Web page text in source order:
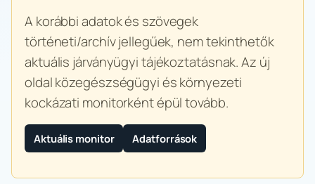
A korábbi adatok és szövegek
történeti/archív jellegűek, nem tekinthetők
aktuális járványügyi tájékoztatásnak. Az új
oldal közegészségügyi és környezeti
kockázati monitorként épül tovább.
Aktuális monitor Adatforrások